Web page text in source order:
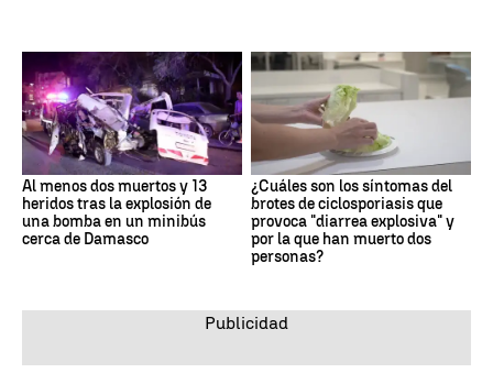
Al menos dos muertos y 13
heridos tras la explosión de
una bomba en un minibús
cerca de Damasco
¿Cuáles son los síntomas del
brotes de ciclosporiasis que
provoca "diarrea explosiva" y
por la que han muerto dos
personas?